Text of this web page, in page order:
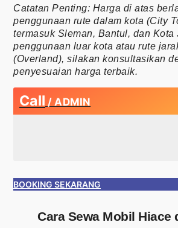
Catatan Penting: Harga di atas
penggunaan rute dalam kota (City
termasuk Sleman, Bantul, dan Kota
penggunaan luar kota atau rute
(Overland), silakan konsultasikan
penyesuaian harga terbaik.
Call / ADMIN
BOOKING SEKARANG
Cara Sewa Mobil Hiace